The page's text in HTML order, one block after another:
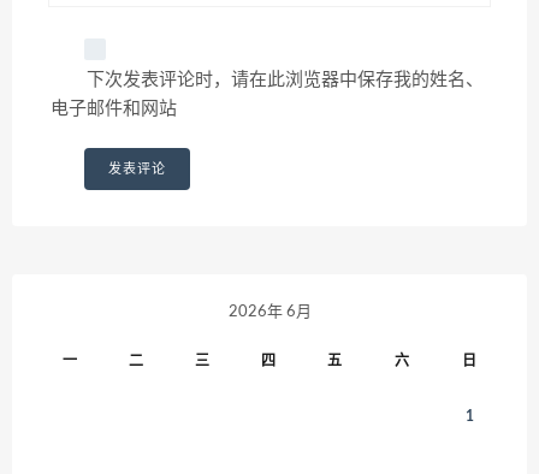
下次发表评论时，请在此浏览器中保存我的姓名、
电子邮件和网站
2026年 6月
一 二 三 四 五 六 日
1